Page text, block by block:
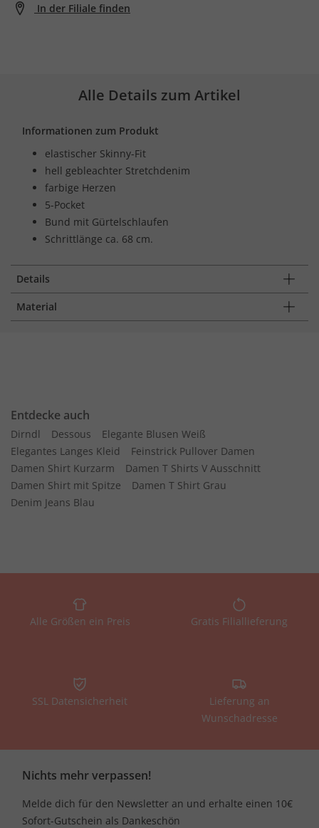
In der Filiale finden
Alle Details zum Artikel
Informationen zum Produkt
elastischer Skinny-Fit
hell gebleachter Stretchdenim
farbige Herzen
5-Pocket
Bund mit Gürtelschlaufen
Schrittlänge ca. 68 cm.
Details
Material
Entdecke auch
Dirndl Dessous
Elegante Blusen Weiß
Elegantes Langes Kleid
Feinstrick Pullover Damen
Damen Shirt Kurzarm
Damen T Shirts V Ausschnitt
Damen Shirt mit Spitze
Damen T Shirt Grau
Denim Jeans Blau
Alle Größen ein Preis Gratis Filiallieferung
SSL Datensicherheit
Lieferung an
Wunschadresse
Nichts mehr verpassen!
Melde dich für den Newsletter an und erhalte einen 10€
Sofort-Gutschein als Dankeschön